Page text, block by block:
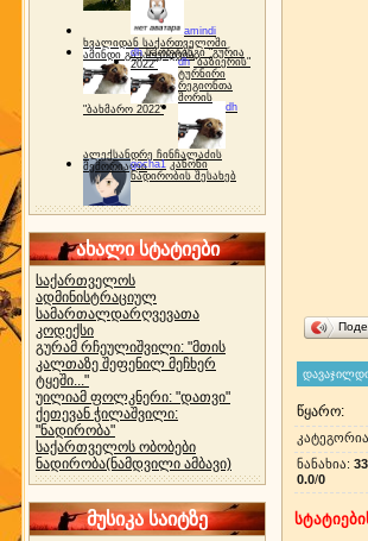
amindi
ხვალიდან საქართველოში
ამინდი გაუარესდება
dh სპორტინგი "გურია
2022"
dh "ბაზიერის"
ტურნირი
რეგიონთა
შორის
"ბახმარო 2022"
dh
ალექსანდრე ჩინჩალაძის
მემორიალიgocha1 კანონი
ნადირობის შესახებ
ახალი სტატიები
საქართველოს
ადმინისტრაციულ
სამართალდარღვევათა
კოდექსი
გურამ რჩეულიშვილი: "მთის
კალთაზე შეფენილ მეჩხერ
ტყეში..."
უილიამ ფოლკნერი: "დათვი"
ქეთევან ჭილაშვილი:
"ნადირობა"
საქართველოს ობობები
ნადირობა(ნამდვილი ამბავი)
მუსიკა საიტზე
წყარო:
კატეგორია
ნანახია:
0.0/0